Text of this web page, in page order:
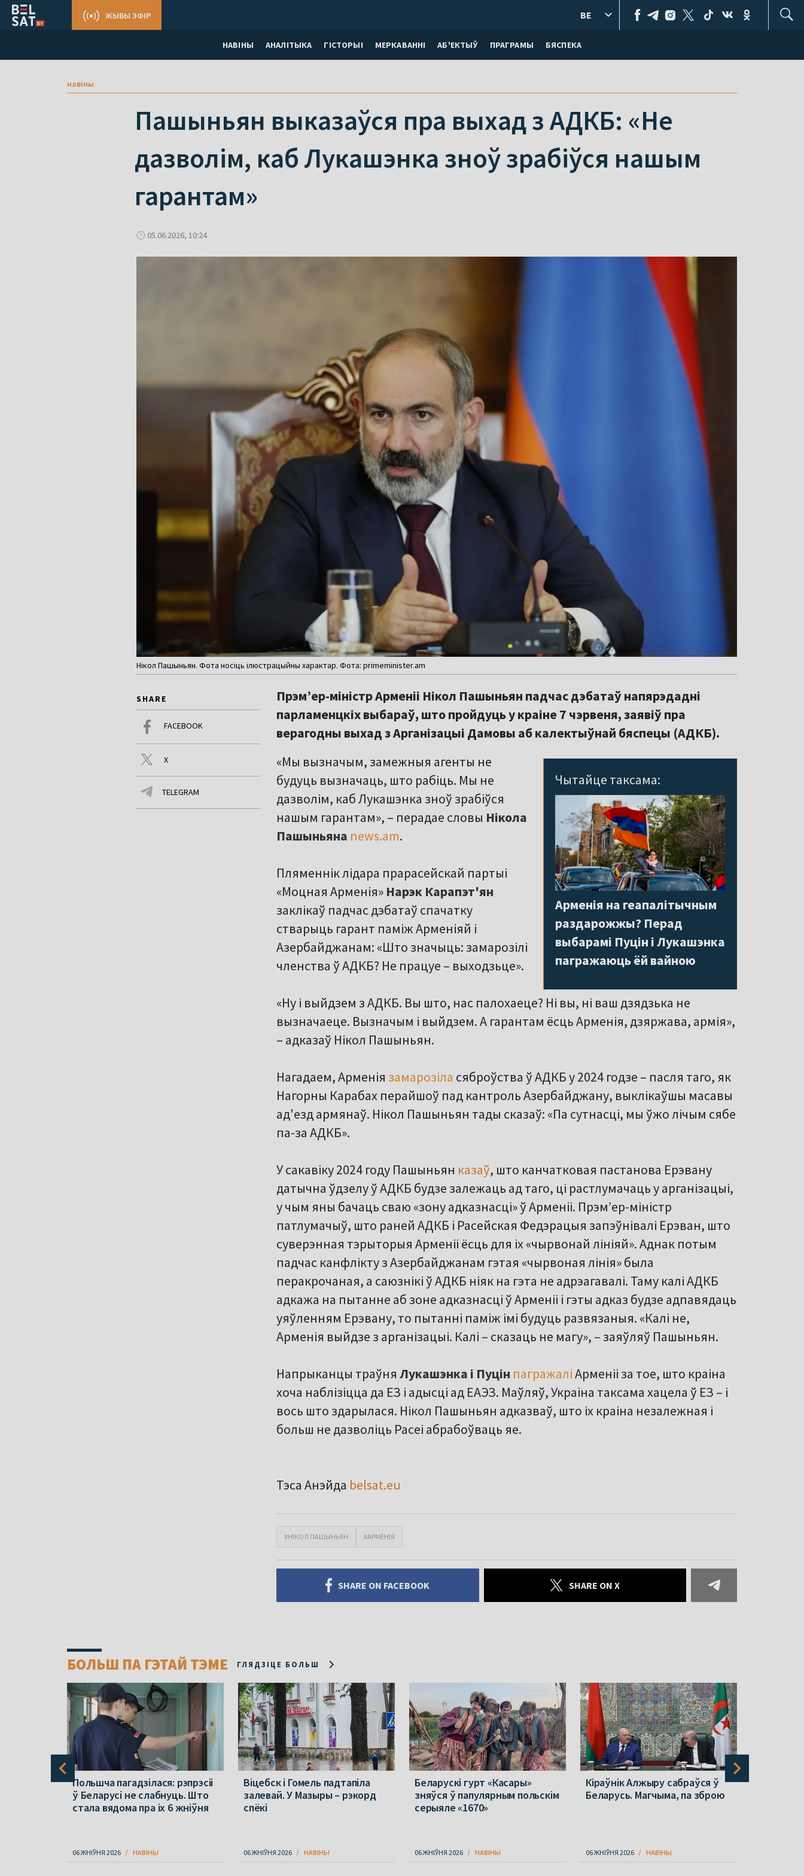
НАВІНЫ АНАЛІТЫКА ГІСТОРЫІ МЕРКАВАННI АБ'ЕКТЫЎ ПРАГРАМЫ БЯСПЕКА
ЖЫВЫ ЭФІР BE
навіны
Пашыньян выказаўся пра выхад з АДКБ: «Не
дазволім, каб Лукашэнка зноў зрабіўся нашым
гарантам»
05.06.2026, 10:24
Нікол Пашыньян. Фота носіць ілюстрацыйны характар. Фота: primeminister.am
SHARE
FACEBOOK
X
TELEGRAM
Прэм’ер-міністр Арменіі Нікол Пашыньян падчас дэбатаў напярэдадні
парламенцкіх выбараў, што пройдуць у краіне 7 чэрвеня, заявіў пра
верагодны выхад з Арганізацыі Дамовы аб калектыўнай бяспецы (АДКБ).
Чытайце таксама:
Арменія на геапалітычным
раздарожжы? Перад
выбарамі Пуцін і Лукашэнка
пагражаюць ёй вайною
«Мы вызначым, замежныя агенты не
будуць вызначаць, што рабіць. Мы не
дазволім, каб Лукашэнка зноў зрабіўся
нашым гарантам», – перадае словы Нікола
Пашыньяна news.am.
Пляменнік лідара прарасейскай партыі
«Моцная Арменія» Нарэк Карапэт'ян
заклікаў падчас дэбатаў спачатку
стварыць гарант паміж Арменіяй і
Азербайджанам: «Што значыць: замарозілі
членства ў АДКБ? Не працуе – выходзьце».
«Ну і выйдзем з АДКБ. Вы што, нас палохаеце? Ні вы, ні ваш дзядзька не
вызначаеце. Вызначым і выйдзем. А гарантам ёсць Арменія, дзяржава, армія»,
– адказаў Нікол Пашыньян.
Нагадаем, Арменія замарозіла сяброўства ў АДКБ у 2024 годзе – пасля таго, як
Нагорны Карабах перайшоў пад кантроль Азербайджану, выклікаўшы масавы
ад'езд армянаў. Нікол Пашыньян тады сказаў: «Па сутнасці, мы ўжо лічым сябе
па-за АДКБ».
У сакавіку 2024 году Пашыньян казаў, што канчатковая пастанова Ерэвану
датычна ўдзелу ў АДКБ будзе залежаць ад таго, ці растлумачаць у арганізацыі,
у чым яны бачаць сваю «зону адказнасці» ў Арменіі. Прэмʼер-міністр
патлумачыў, што раней АДКБ і Расейская Федэрацыя запэўнівалі Ерэван, што
суверэнная тэрыторыя Арменіі ёсць для іх «чырвонай лініяй». Аднак потым
падчас канфлікту з Азербайджанам гэтая «чырвоная лінія» была
перакрочаная, а саюзнікі ў АДКБ ніяк на гэта не адрэагавалі. Таму калі АДКБ
адкажа на пытанне аб зоне адказнасці ў Арменіі і гэты адказ будзе адпавядаць
уяўленням Ерэвану, то пытанні паміж імі будуць развязаныя. «Калі не,
Арменія выйдзе з арганізацыі. Калі – сказаць не магу», – заяўляў Пашыньян.
Напрыканцы траўня Лукашэнка і Пуцін пагражаліАрменіі за тое, што краіна
хоча наблізіцца да ЕЗ і адысці ад ЕАЭЗ. Маўляў, Украіна таксама хацела ў ЕЗ – і
вось што здарылася. Нікол Пашыньян адказваў, што іх краіна незалежная і
больш не дазволіць Расеі абрабоўваць яе.
Тэса Анэйда belsat.eu
#НІКОЛ ПАШЫНЬЯН #АРМЕНІЯ
SHARE ON FACEBOOK SHARE ON X
БОЛЬШ ПА ГЭТАЙ ТЭМЕ ГЛЯДЗІЦЕ БОЛЬШ
Польшча пагадзілася: рэпрэсіі
ў Беларусі не слабнуць. Што
стала вядома пра іх 6 жніўня
06 ЖНІЎНЯ 2026 НАВІНЫ
Віцебск і Гомель падтапіла
залевай. У Мазыры – рэкорд
спёкі
06 ЖНІЎНЯ 2026 НАВІНЫ
Беларускі гурт «Касары»
зняўся ў папулярным польскім
серыяле «1670»
06 ЖНІЎНЯ 2026 НАВІНЫ
Кіраўнік Алжыру сабраўся ў
Беларусь. Магчыма, па зброю
06 ЖНІЎНЯ 2026 НАВІНЫ